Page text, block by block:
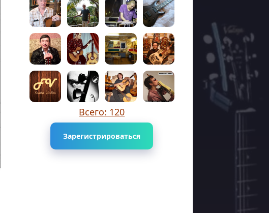
Всего: 120
Зарегистрироваться